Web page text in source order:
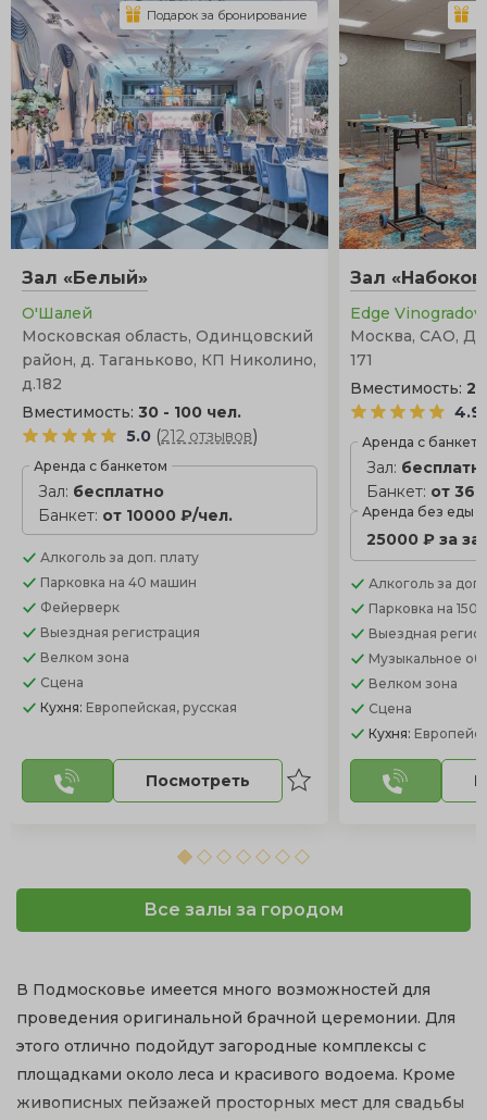
Зал «Белый»
О'Шалей
Московская область, Одинцовский
район, д. Таганьково, КП Николино,
д.182
Вместимость: 30 - 100 чел.
5.0 (212 отзывов)
Аренда с банкетом
Зал: бесплатно
Банкет: от 10000 ₽/чел.
Алкоголь за доп. плату
Парковка на 40 машин
Фейерверк
Выездная регистрация
Велком зона
Сцена
Кухня: Европейская, русская
Посмотреть
Подарок за бронирование
Зал
Edge
Москва, САО,
171
Вместимость:
4.9
Аренда с
Зал:
Банкет: от
Аренда без еды
25000 ₽ за
Алкоголь за
Парковка на 150
Выездная
Музыкальное
Велком зона
Сцена
Кухня:
Все залы за городом
В Подмосковье имеется много возможностей для
проведения оригинальной брачной церемонии. Для
этого отлично подойдут загородные комплексы с
площадками около леса и красивого водоема. Кроме
живописных пейзажей просторных мест для свадьбы